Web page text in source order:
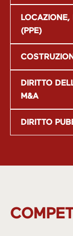
LOCAZIONE,
(PPE)
DIRITTO
M&A
DIRITTO